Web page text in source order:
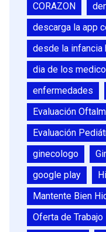
CORAZON
descarga la app
desde la infancia
dia de los
enfermedades
Evaluación
Evaluación
ginecologo
google play
Mantente Bien
Oferta de Trabajo